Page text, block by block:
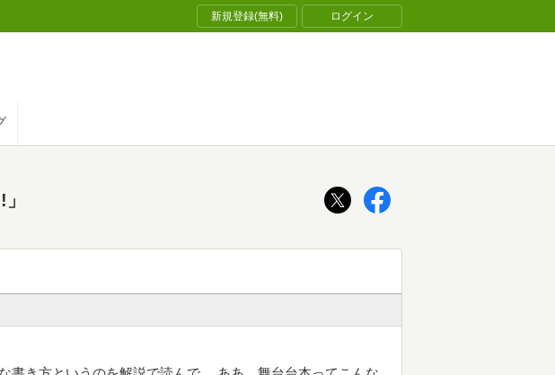
新規登録(無料) ログイン